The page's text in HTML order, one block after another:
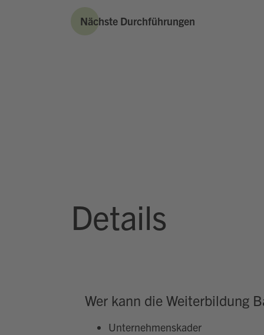
Nächste Durchführungen
Details
Wer kann die Weiterbildung
Unternehmenskader